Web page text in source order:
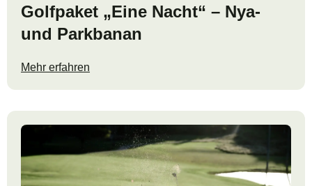
Golfpaket „Eine Nacht“ – Nya-
und Parkbanan
Mehr erfahren